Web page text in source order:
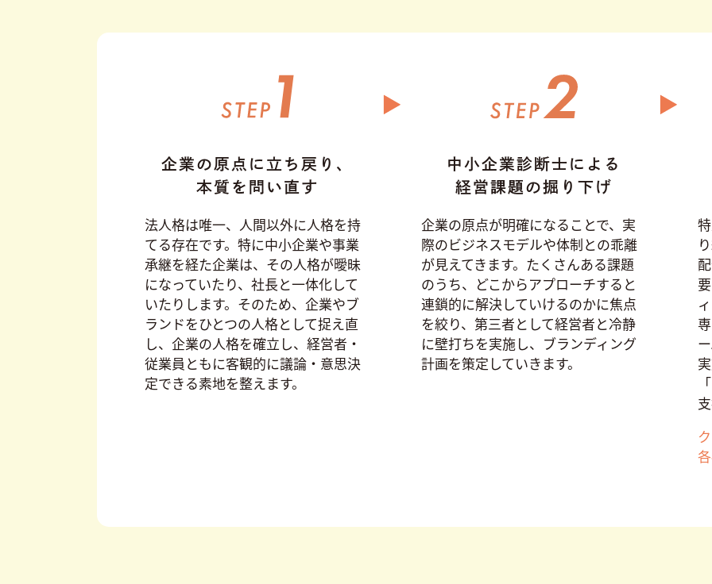
企業の原点に立ち戻り、
本質を問い直す
法人格は唯一、人間以外に人格を持
てる存在です。特に中小企業や事業
承継を経た企業は、その人格が曖昧
になっていたり、社長と一体化して
いたりします。そのため、企業やブ
ランドをひとつの人格として捉え直
し、企業の⼈格を確⽴し、経営者・
従業員ともに客観的に議論・意思決
定できる素地を整えます。
中小企業診断士による
経営課題の掘り下げ
企業の原点が明確になることで、実
際のビジネスモデルや体制との乖離
が見えてきます。たくさんある課題
のうち、どこからアプローチすると
連鎖的に解決していけるのかに焦点
を絞り、第三者として経営者と冷静
に壁打ちを実施し、ブランディング
計画を策定していきます。